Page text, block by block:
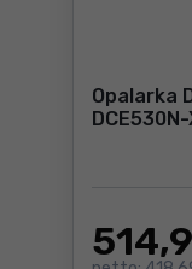
Opalarka
514